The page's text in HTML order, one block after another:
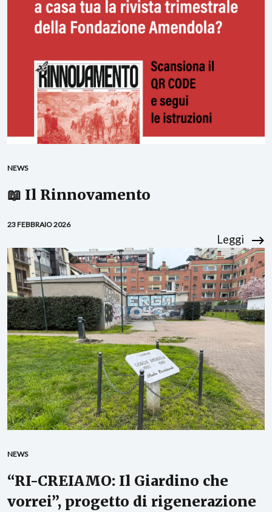
NEWS
📖 Il Rinnovamento
23 FEBBRAIO 2026
Leggi
NEWS
“RI-CREIAMO: Il Giardino che
vorrei”, progetto di rigenerazione